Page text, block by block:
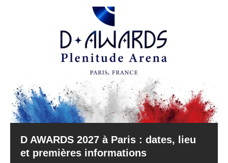
D AWARDS 2027 à Paris : dates, lieu
et premières informations